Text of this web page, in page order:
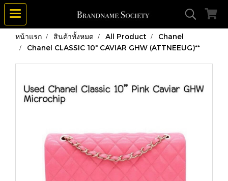
หน้าแรก สินค้าทั้งหมด All Product
Chanel
Chanel CLASSIC 10" CAVIAR GHW (ATTNEEUG)**